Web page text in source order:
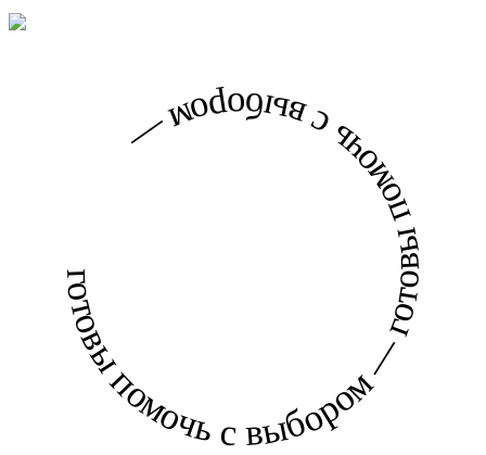
готовы помочь с выбором — готовы помочь с выбором —